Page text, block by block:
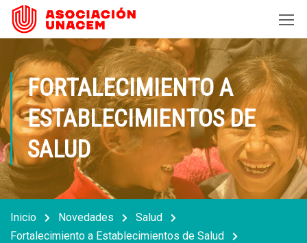
FORTALECIMIENTO A
ESTABLECIMIENTOS DE
SALUD
Inicio Novedades
Salud
Fortalecimiento a Establecimientos de Salud